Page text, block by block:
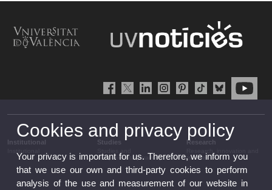
Institutional Studies
complementary training
Research
transfer
Cookies and privacy policy
Your privacy is important for us. Therefore, we inform you
that we use our own and third-party cookies to perform
analysis of the use and measurement of our website in